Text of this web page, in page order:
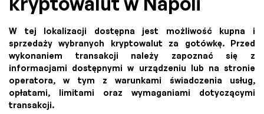
W tej lokalizacji dostępna jest możliwość kupna i
sprzedaży wybranych kryptowalut za gotówkę. Przed
wykonaniem transakcji należy zapoznać się z
informacjami dostępnymi w urządzeniu lub na stronie
operatora, w tym z warunkami świadczenia usług,
opłatami, limitami oraz wymaganiami dotyczącymi
transakcji.